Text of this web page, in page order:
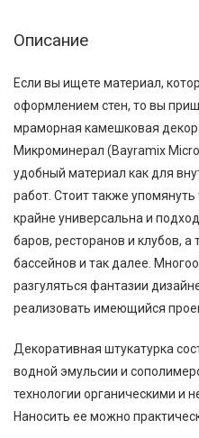
Описание
Если вы ищете материал,
оформлением стен, то вы
мраморная камешковая
Микроминерал (Bayramix
удобный материал как для
работ. Стоит также упомянуть
крайне универсальна и
баров, ресторанов и клубов,
бассейнов и так далее.
разгуляться фантазии
реализовать имеющийся
Декоративная штукатурка
водной эмульсии и
технологии органическими и
Наносить ее можно